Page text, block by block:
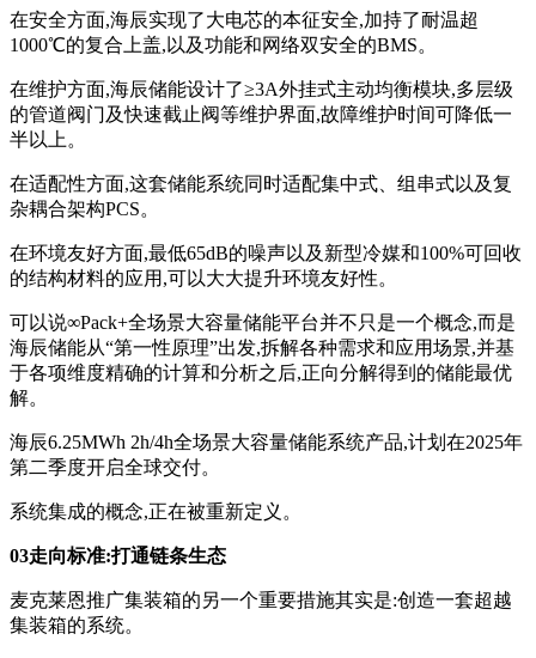
在安全方面,海辰实现了大电芯的本征安全,加持了耐温超
1000℃的复合上盖,以及功能和网络双安全的BMS。
在维护方面,海辰储能设计了≥3A外挂式主动均衡模块,多层级
的管道阀门及快速截止阀等维护界面,故障维护时间可降低一
半以上。
在适配性方面,这套储能系统同时适配集中式、组串式以及复
杂耦合架构PCS。
在环境友好方面,最低65dB的噪声以及新型冷媒和100%可回收
的结构材料的应用,可以大大提升环境友好性。
可以说∞Pack+全场景大容量储能平台并不只是一个概念,而是
海辰储能从“第一性原理”出发,拆解各种需求和应用场景,并基
于各项维度精确的计算和分析之后,正向分解得到的储能最优
解。
海辰6.25MWh 2h/4h全场景大容量储能系统产品,计划在2025年
第二季度开启全球交付。
系统集成的概念,正在被重新定义。
03走向标准:打通链条生态
麦克莱恩推广集装箱的另一个重要措施其实是:创造一套超越
集装箱的系统。